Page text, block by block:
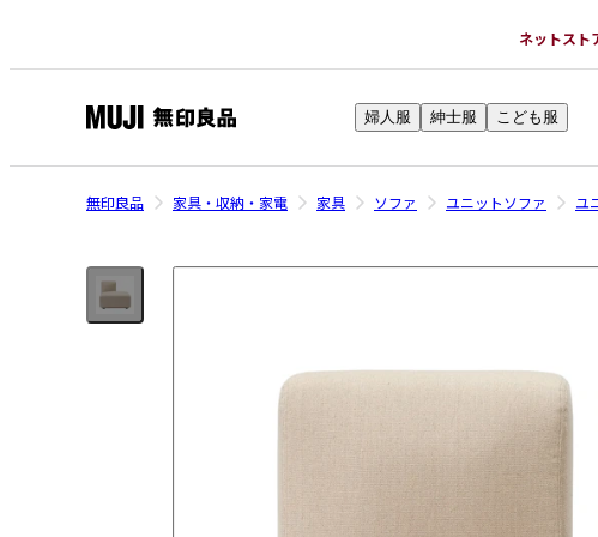
ネットスト
印
良
ネ
ッ
ト
婦人服 紳士服 こども服
無印良品 家具・収納・家電 家具 ソファ ユニットソファ ユ